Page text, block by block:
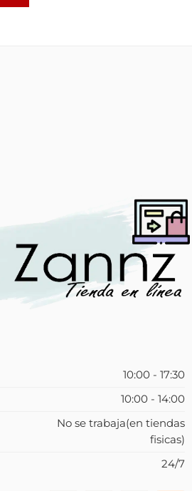
10:00 - 17:30
10:00 - 14:00
No se trabaja(en tiendas
fisicas)
24/7